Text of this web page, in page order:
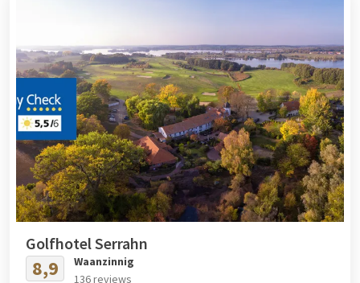
samen de prachtige natuur en omgeving tijdens een nachtje
weg met uw hond!
Voor meer informatie over de mooiste wandelroutes in de
buurt van onze hotels, kunt u terecht op de pagina over
wandeltochten. Liever de omgeving op de fiets verkennen?
Bekijk dan de door ons aanbevolen fietsroutes op de pagina
overfietstochten.
Profiteer van de 3=2 deal
Bent u toe aan een voordelig meerdaags verblijf? Bekijk dan
onze Van der Valk 3=2 aanbieding!
Golfhotel Serrahn
8,9
Waanzinnig
136 reviews